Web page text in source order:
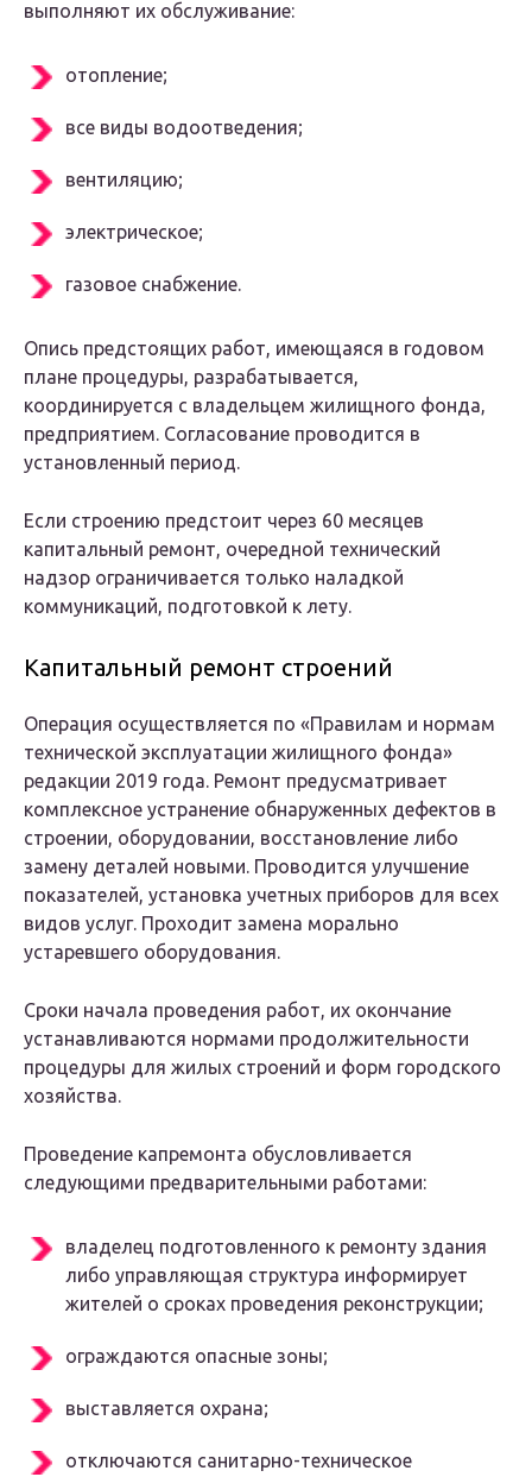
выполняют их обслуживание:
отопление;
все виды водоотведения;
вентиляцию;
электрическое;
газовое снабжение.
Опись предстоящих работ, имеющаяся в годовом
плане процедуры, разрабатывается,
координируется с владельцем жилищного фонда,
предприятием. Согласование проводится в
установленный период.
Если строению предстоит через 60 месяцев
капитальный ремонт, очередной технический
надзор ограничивается только наладкой
коммуникаций, подготовкой к лету.
Капитальный ремонт строений
Операция осуществляется по «Правилам и нормам
технической эксплуатации жилищного фонда»
редакции 2019 года. Ремонт предусматривает
комплексное устранение обнаруженных дефектов в
строении, оборудовании, восстановление либо
замену деталей новыми. Проводится улучшение
показателей, установка учетных приборов для всех
видов услуг. Проходит замена морально
устаревшего оборудования.
Сроки начала проведения работ, их окончание
устанавливаются нормами продолжительности
процедуры для жилых строений и форм городского
хозяйства.
Проведение капремонта обусловливается
следующими предварительными работами:
владелец подготовленного к ремонту здания
либо управляющая структура информирует
жителей о сроках проведения реконструкции;
ограждаются опасные зоны;
выставляется охрана;
отключаются санитарно-техническое